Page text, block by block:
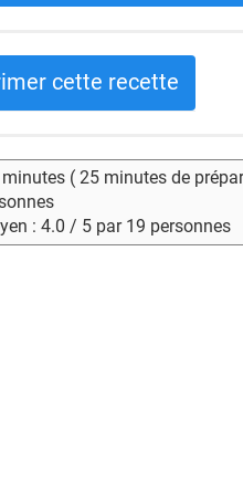
cette recette
minutes ( 25 minutes de
: 4.0 / 5 par 19 personnes